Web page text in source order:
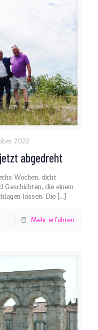
2022
abgedreht
Wochen, dicht
Geschichten, die einem
lassen. Die […]
Mehr erfahren